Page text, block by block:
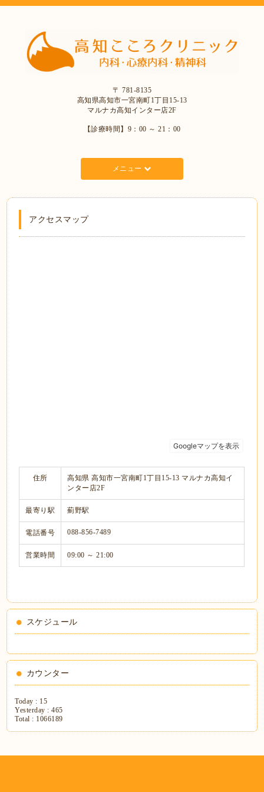
〒 781-8135
高知県高知市一宮南町1丁目15-13
マルナカ高知インター店2F
【診療時間】9：00 ～ 21：00
メニュー
アクセスマップ
住所
高知県 高知市一宮南町1丁目15-13 マルナカ高知イ
ンター店2F
最寄り駅 薊野駅
電話番号 088-856-7489
営業時間 09:00 ～ 21:00
スケジュール
カウンター
Today : 15
Yesterday :465
Total : 1066189